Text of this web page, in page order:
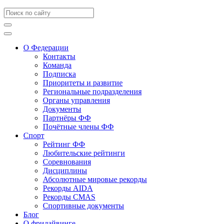
О Федерации
Контакты
Команда
Подписка
Приоритеты и развитие
Региональные подразделения
Органы управления
Документы
Партнёры ФФ
Почётные члены ФФ
Спорт
Рейтинг ФФ
Любительские рейтинги
Соревнования
Дисциплины
Абсолютные мировые рекорды
Рекорды AIDA
Рекорды CMAS
Спортивные документы
Блог